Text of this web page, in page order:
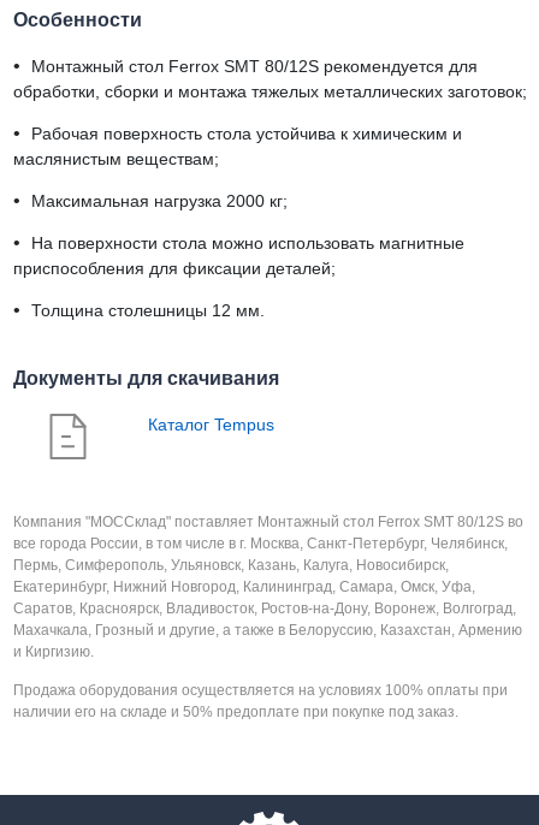
Особенности
•
Монтажный стол Ferrox SMT 80/12S рекомендуется для
обработки, сборки и монтажа тяжелых металлических заготовок;
•
Рабочая поверхность стола устойчива к химическим и
маслянистым веществам;
• Максимальная нагрузка 2000 кг;
•
На поверхности стола можно использовать магнитные
приспособления для фиксации деталей;
• Толщина столешницы 12 мм.
Документы для скачивания
Каталог Tempus
Компания "МОССклад" поставляет Монтажный стол Ferrox SMT 80/12S во
все города России, в том числе в г. Москва, Санкт-Петербург, Челябинск,
Пермь, Симферополь, Ульяновск, Казань, Калуга, Новосибирск,
Екатеринбург, Нижний Новгород, Калининград, Самара, Омск, Уфа,
Саратов, Красноярск, Владивосток, Ростов-на-Дону, Воронеж, Волгоград,
Махачкала, Грозный и другие, а также в Белоруссию, Казахстан, Армению
и Киргизию.
Продажа оборудования осуществляется на условиях 100% оплаты при
наличии его на складе и 50% предоплате при покупке под заказ.